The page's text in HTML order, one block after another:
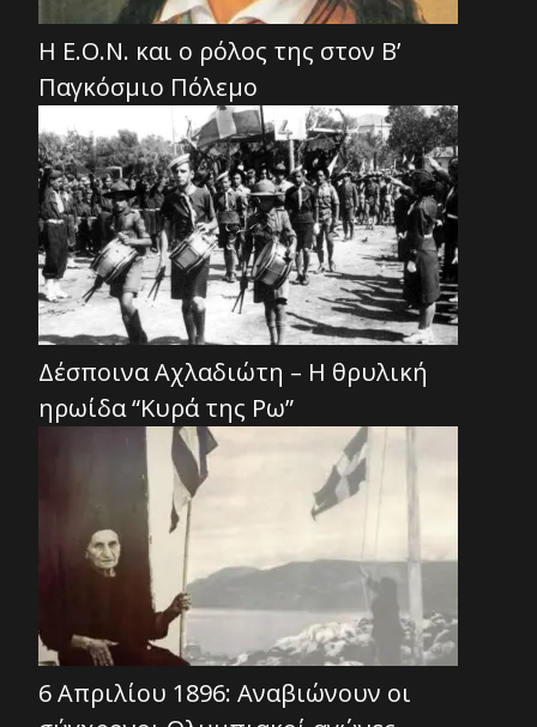
Η Ε.Ο.Ν. και ο ρόλος της στον Β’
Παγκόσμιο Πόλεμο
Δέσποινα Αχλαδιώτη – Η θρυλική
ηρωίδα “Κυρά της Ρω”
6 Απριλίου 1896: Αναβιώνουν οι